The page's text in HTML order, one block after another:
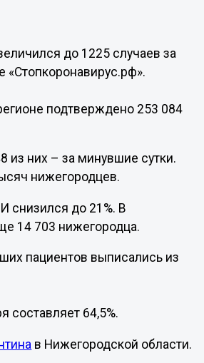
до 1225 случаев за
подтверждено 253 084
из них – за минувшие сутки.
нижегородцев.
снизился до 21%. В
14 703 нижегородца.
пациентов выписались из
составляет 64,5%.
в Нижегородской области.